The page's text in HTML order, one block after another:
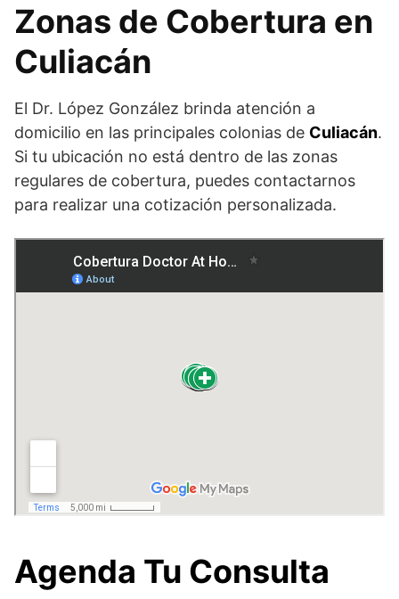
Zonas de Cobertura en
Culiacán
El Dr. López González brinda atención a
domicilio en las principales colonias de Culiacán.
Si tu ubicación no está dentro de las zonas
regulares de cobertura, puedes contactarnos
para realizar una cotización personalizada.
Agenda Tu Consulta